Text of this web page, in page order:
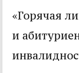
«Горячая
и